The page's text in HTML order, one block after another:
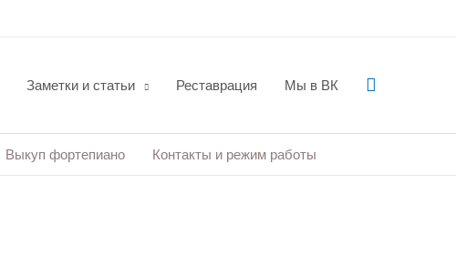
Заметки и статьи Реставрация Мы в ВК Поиск
Выкуп фортепиано Контакты и режим работы